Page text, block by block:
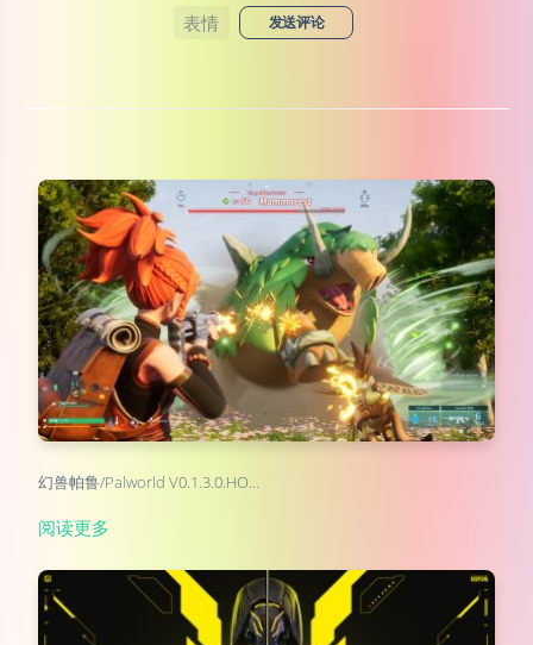
表情 发送评论
幻兽帕鲁/Palworld V0.1.3.0.HO…
阅读更多